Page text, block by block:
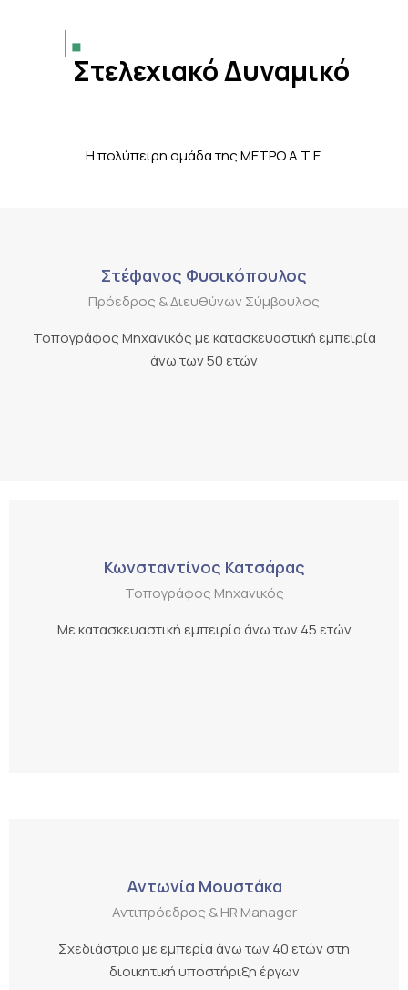
Στελεχιακό Δυναμικό
Η πολύπειρη ομάδα της ΜΕΤΡΟ Α.Τ.Ε.
Στέφανος Φυσικόπουλος
Πρόεδρος & Διευθύνων Σύμβουλος
Τοπογράφος Μηχανικός με κατασκευαστική εμπειρία
άνω των 50 ετών
Κωνσταντίνος Κατσάρας
Τοπογράφος Μηχανικός
Με κατασκευαστική εμπειρία άνω των 45 ετών
Αντωνία Μουστάκα
Αντιπρόεδρος & HR Manager
Σχεδιάστρια με εμπερία άνω των 40 ετών στη
διοικητική υποστήριξη έργων